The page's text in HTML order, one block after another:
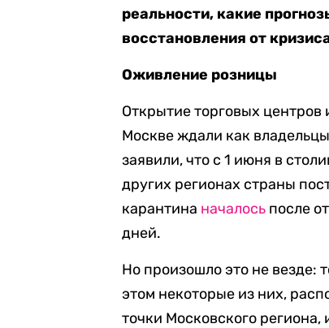
реальности, какие
восстановления от
Оживление розницы
Открытие торговых центров
Москве ждали как
заявили, что с 1 июня в
других регионах страны
карантина началось после
дней.
Но произошло это не везде:
этом некоторые из них,
точки Московского